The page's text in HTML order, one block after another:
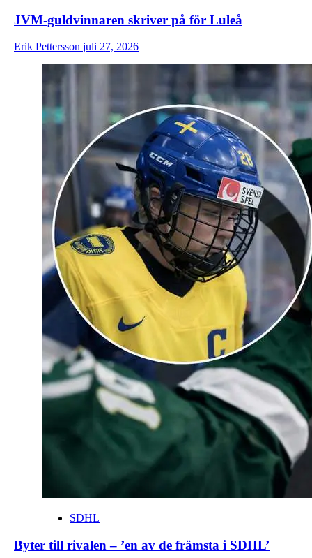
JVM-guldvinnaren skriver på för Luleå
Erik Pettersson juli 27, 2026
SDHL
Byter till rivalen – ’en av de främsta i SDHL’